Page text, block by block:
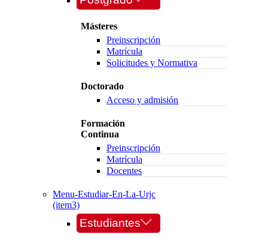
Másteres
Preinscripción
Matrícula
Solicitudes y Normativa
Doctorado
Acceso y admisión
Formación
Continua
Preinscripción
Matrícula
Docentes
Menu-Estudiar-En-La-Urjc
(item3)
Estudiantes